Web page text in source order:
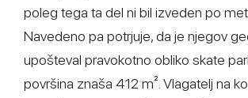
poleg tega ta del ni bil izveden po
Navedeno pa potrjuje, da je njegov
upošteval pravokotno obliko skate
površina znaša 412 m². Vlagatelj na